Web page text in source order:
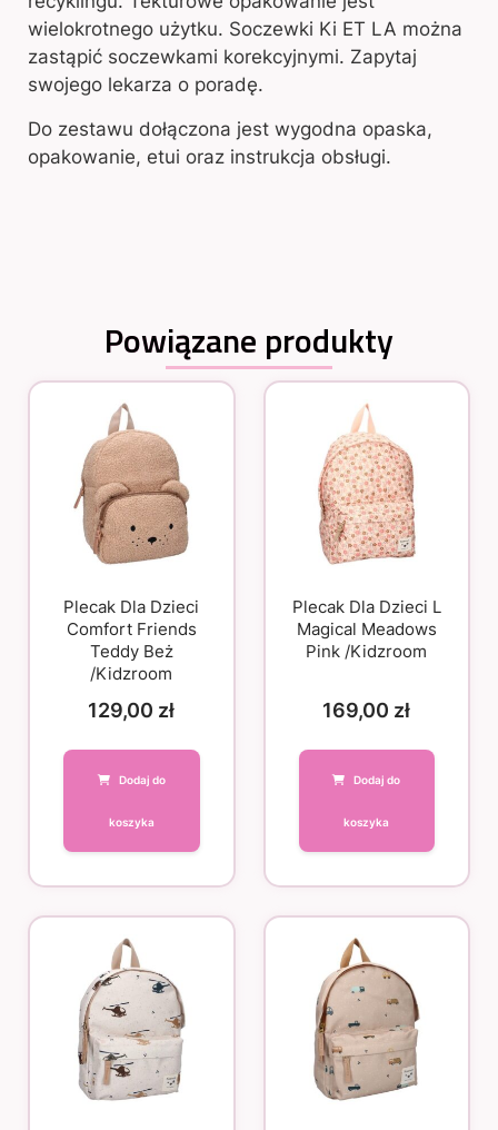
wielokrotnego użytku. Soczewki Ki ET LA można
zastąpić soczewkami korekcyjnymi. Zapytaj
swojego lekarza o poradę.
Do zestawu dołączona jest wygodna opaska,
opakowanie, etui oraz instrukcja obsługi.
Powiązane produkty
Plecak Dla Dzieci
Comfort Friends
Teddy Beż
/Kidzroom
129,00 zł
Dodaj do
koszyka
Plecak Dla Dzieci L
Magical Meadows
Pink /Kidzroom
169,00 zł
Dodaj do
koszyka